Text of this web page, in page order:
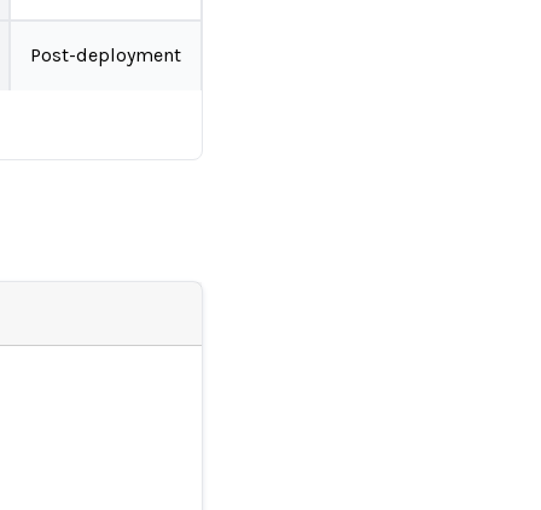
Post-deployment